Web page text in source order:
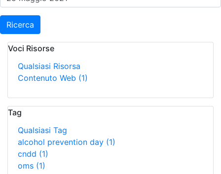
Ricerca
Voci Risorse
Qualsiasi Risorsa
Contenuto Web (1)
Tag
Qualsiasi Tag
alcohol prevention day (1)
cndd (1)
oms (1)